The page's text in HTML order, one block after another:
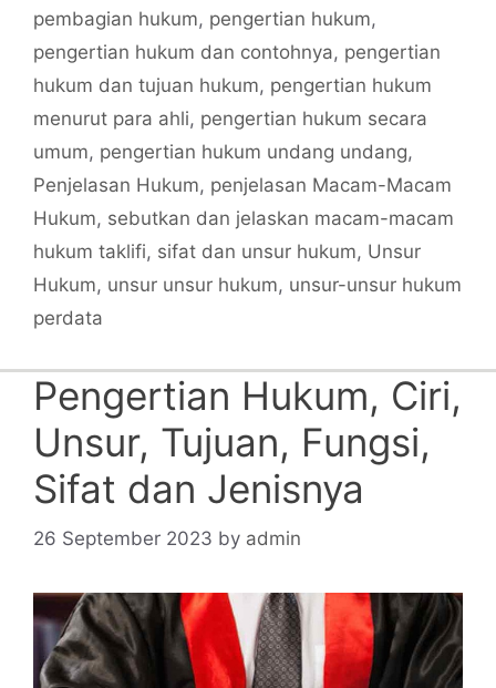
pembagian hukum, pengertian hukum,
pengertian hukum dan contohnya, pengertian
hukum dan tujuan hukum, pengertian hukum
menurut para ahli, pengertian hukum secara
umum, pengertian hukum undang undang,
Penjelasan Hukum, penjelasan Macam-Macam
Hukum, sebutkan dan jelaskan macam-macam
hukum taklifi, sifat dan unsur hukum, Unsur
Hukum, unsur unsur hukum, unsur-unsur hukum
perdata
Pengertian Hukum, Ciri,
Unsur, Tujuan, Fungsi,
Sifat dan Jenisnya
26 September 2023 by admin